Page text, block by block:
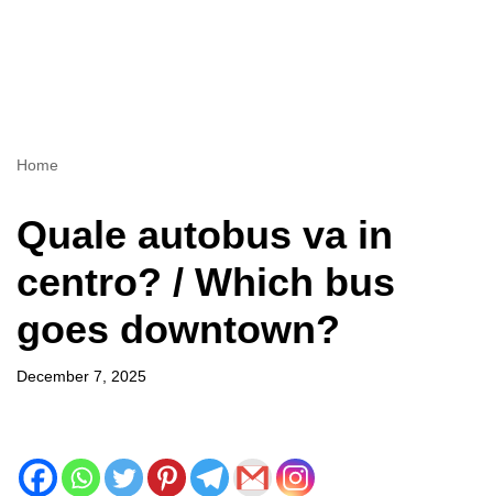
Home
Quale autobus va in
centro? / Which bus
goes downtown?
December 7, 2025